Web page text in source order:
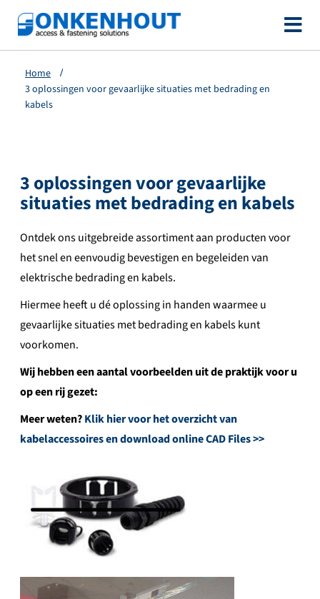
Ga
naar
inhoud
Home
3 oplossingen voor gevaarlijke situaties met bedrading en
kabels
3 oplossingen voor gevaarlijke
situaties met bedrading en kabels
Ontdek ons uitgebreide assortiment aan producten voor
het snel en eenvoudig bevestigen en begeleiden van
elektrische bedrading en kabels.
Hiermee heeft u dé oplossing in handen waarmee u
gevaarlijke situaties met bedrading en kabels kunt
voorkomen.
Wij hebben een aantal voorbeelden uit de praktijk voor u
op een rij gezet:
Meer weten?Klik hier voor het overzicht van
kabelaccessoires en download online CAD Files >>